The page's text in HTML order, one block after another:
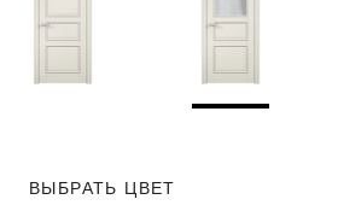
ВЫБРАТЬ ЦВЕТ